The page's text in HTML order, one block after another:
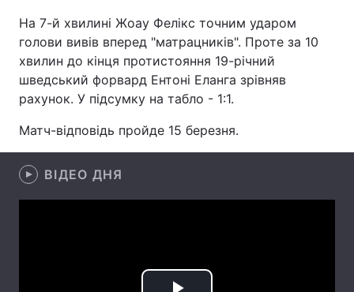
Україна Політика
Економіка Світ
Спорт Наука
Техно і зв'язок Лайт
Зброя
Здоров'я Туризм
Регіони
На 7-й хвилині Жоау Фелікс точним ударом
голови вивів вперед "матрацників". Проте за 10
хвилин до кінця протистояння 19-річний
шведський форвард Ентоні Еланга зрівняв
рахунок. У підсумку на табло - 1:1.
Матч-відповідь пройде 15 березня.
ВІДЕО ДНЯ